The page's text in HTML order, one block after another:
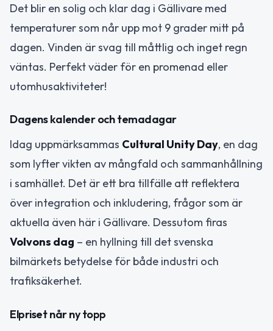
Det blir en solig och klar dag i Gällivare med
temperaturer som når upp mot 9 grader mitt på
dagen. Vinden är svag till måttlig och inget regn
väntas. Perfekt väder för en promenad eller
utomhusaktiviteter!
Dagens kalender och temadagar
Idag uppmärksammas Cultural Unity Day, en dag
som lyfter vikten av mångfald och sammanhållning
i samhället. Det är ett bra tillfälle att reflektera
över integration och inkludering, frågor som är
aktuella även här i Gällivare. Dessutom firas
Volvons dag – en hyllning till det svenska
bilmärkets betydelse för både industri och
trafiksäkerhet.
Elpriset når ny topp